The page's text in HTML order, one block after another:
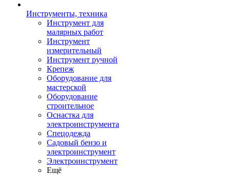
Инструменты, техника
Инструмент для
малярных работ
Инструмент
измерительный
Инструмент ручной
Крепеж
Оборудование для
мастерской
Оборудование
строительное
Оснастка для
электроинструмента
Спецодежда
Садовый бензо и
электроинструмент
Электроинструмент
Ещё